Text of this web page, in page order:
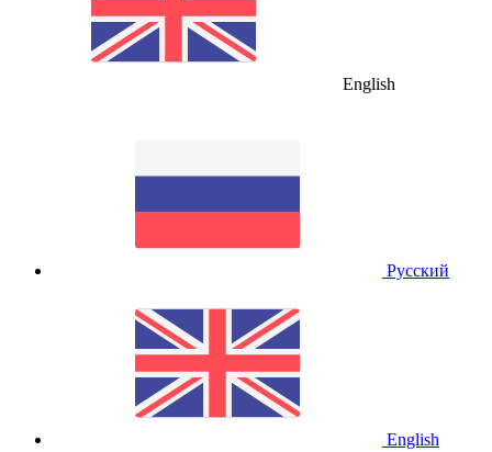
English
Русский
English